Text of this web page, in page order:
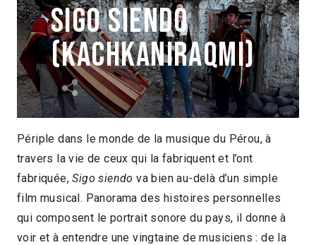
Sigo siendo
(Kachkaniraqmi)
Javier Corcuera Pérou 2013
2h00
2015 > Panorama (Re)voir
Périple dans le monde de la musique du Pérou, à
travers la vie de ceux qui la fabriquent et l’ont
fabriquée,Sigo siendo va bien au-delà d’un simple
film musical. Panorama des histoires personnelles
qui composent le portrait sonore du pays, il donne à
voir et à entendre une vingtaine de musiciens : de la